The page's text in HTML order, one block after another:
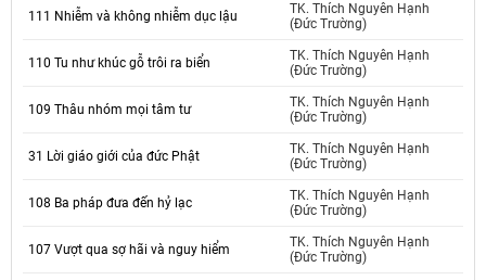
111 Nhiễm và không nhiễm dục lậu
TK. Thích Nguyên Hạnh
(Đức Trường)
110 Tu như khúc gỗ trôi ra biển
TK. Thích Nguyên Hạnh
(Đức Trường)
109 Thâu nhóm mọi tâm tư
TK. Thích Nguyên Hạnh
(Đức Trường)
31 Lời giáo giới của đức Phật
TK. Thích Nguyên Hạnh
(Đức Trường)
108 Ba pháp đưa đến hỷ lạc
TK. Thích Nguyên Hạnh
(Đức Trường)
107 Vượt qua sợ hãi và nguy hiểm
TK. Thích Nguyên Hạnh
(Đức Trường)